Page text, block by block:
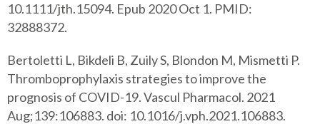
10.1111/jth.15094. Epub 2020 Oct 1. PMID:
32888372.
Bertoletti L, Bikdeli B, Zuily S, Blondon M, Mismetti P.
Thromboprophylaxis strategies to improve the
prognosis of COVID-19. Vascul Pharmacol. 2021
Aug;139:106883. doi: 10.1016/j.vph.2021.106883.